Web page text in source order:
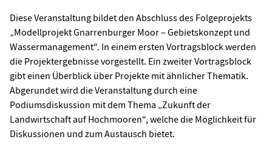
Diese Veranstaltung bildet den Abschluss des Folgeprojekts
„Modellprojekt Gnarrenburger Moor – Gebietskonzept und
Wassermanagement“. In einem ersten Vortragsblock werden
die Projektergebnisse vorgestellt. Ein zweiter Vortragsblock
gibt einen Überblick über Projekte mit ähnlicher Thematik.
Abgerundet wird die Veranstaltung durch eine
Podiumsdiskussion mit dem Thema „Zukunft der
Landwirtschaft auf Hochmooren“, welche die Möglichkeit für
Diskussionen und zum Austausch bietet.